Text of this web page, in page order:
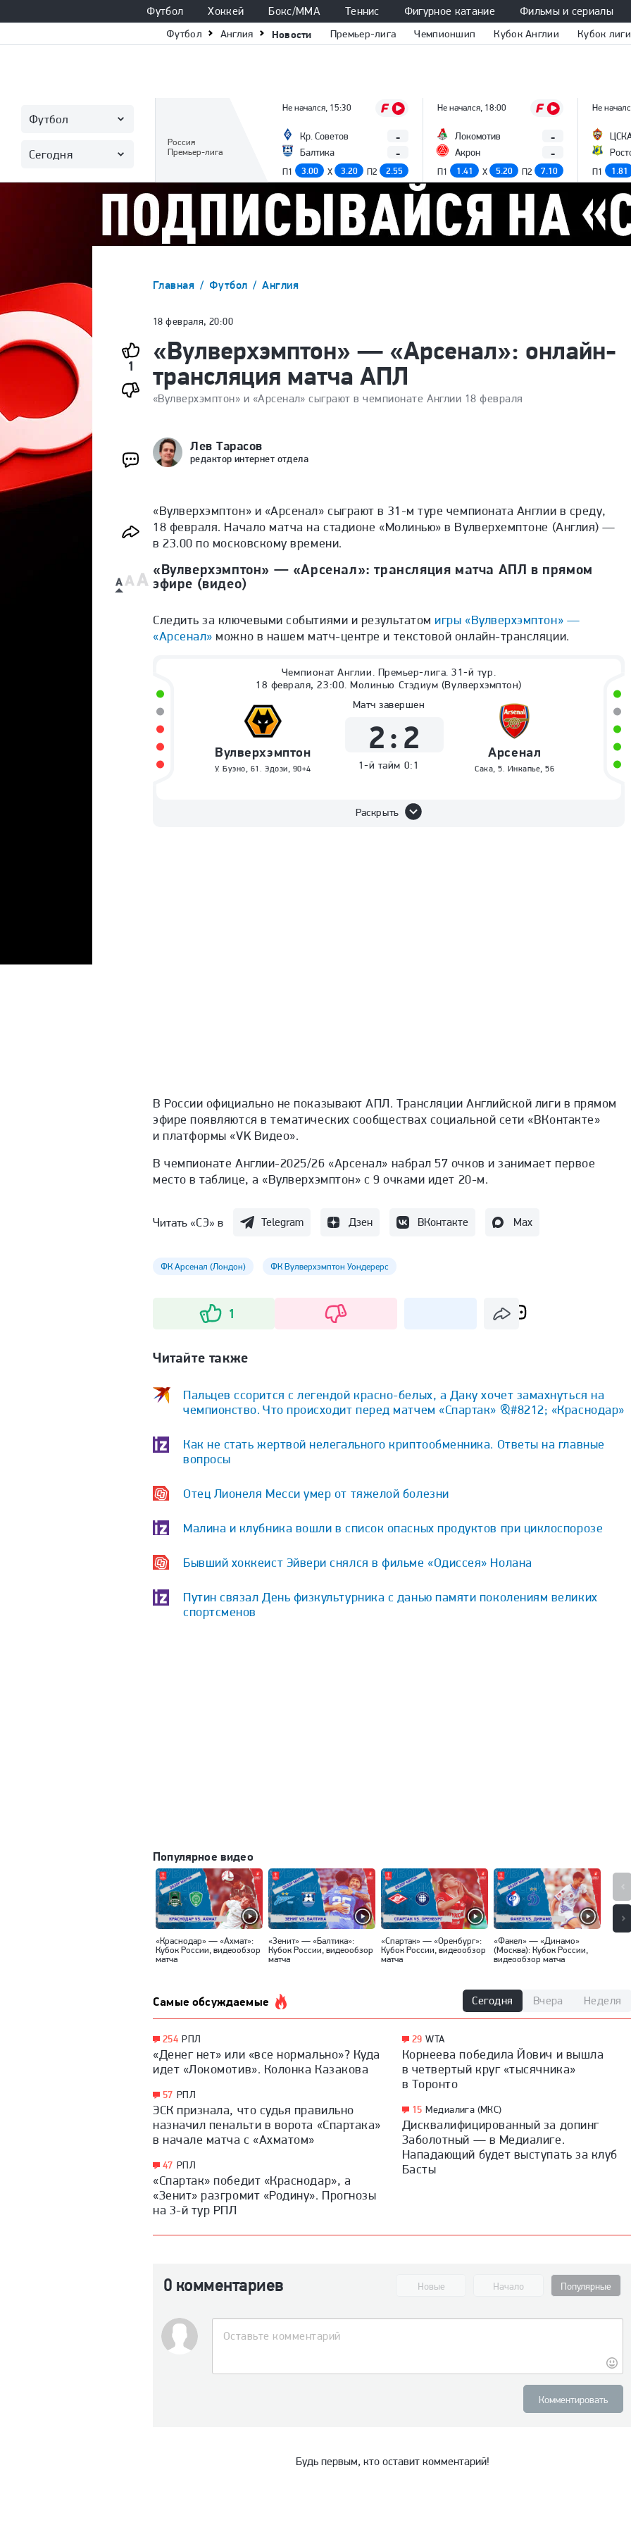
Футбол Хоккей Бокс/ММА Теннис Фигурное катание Фильмы и сериалы
Футбол Англия Новости Премьер-лига Чемпионшип Кубок Англии Кубок лиги
Футбол
Сегодня
Россия
Премьер-лига
Не начался, 15:30
Кр. Советов
Балтика
-
-
П1 3.00 X 3.20 П2 2.55
Не начался, 18:00
Локомотив
Акрон
-
-
П1 1.41 X 5.20 П2 7.10
Не
П1 1.81
Главная Футбол Англия
1
18 февраля, 20:00
«Вулверхэмптон» — «Арсенал»: онлайн-
трансляция матча АПЛ
«Вулверхэмптон» и «Арсенал» сыграют в чемпионате Англии 18 февраля
Лев Тарасов
редактор интернет отдела
«Вулверхэмптон» и «Арсенал» сыграют в 31-м туре чемпионата Англии в среду,
18 февраля. Начало матча на стадионе «Молинью» в Вулверхемптоне (Англия) —
в 23.00 по московскому времени.
«Вулверхэмптон» — «Арсенал»: трансляция матча АПЛ в прямом
эфире (видео)
Следить за ключевыми событиями и результатомигры «Вулверхэмптон» —
«Арсенал» можно в нашем матч-центре и текстовой онлайн-трансляции.
Чемпионат Англии. Премьер-лига. 31-й тур.
18 февраля, 23:00. Молинью Стэдиум (Вулверхэмптон)
Вулверхэмптон
У. Буэно, 61 .Эдози, 90+4
Матч завершен
2: 2
1-й тайм 0:1
Арсенал
Сака,5. Инкапье,56
Раскрыть
В России официально не показывают АПЛ. Трансляции Английской лиги в прямом
эфире появляются в тематических сообществах социальной сети «ВКонтакте»
и платформы «VK Видео».
В чемпионате Англии-2025/26 «Арсенал» набрал 57 очков и занимает первое
место в таблице, а «Вулверхэмптон» с 9 очками идет 20-м.
Читать «СЭ» в Telegram Дзен ВКонтакте Max
ФК Арсенал (Лондон) ФК Вулверхэмптон Уондерерс
1
Читайте также
Пальцев ссорится с легендой красно-белых, а Даку хочет замахнуться на
чемпионство. Что происходит перед матчем «Спартак» &#8212; «Краснодар»
Как не стать жертвой нелегального криптообменника. Ответы на главные
вопросы
Отец Лионеля Месси умер от тяжелой болезни
Малина и клубника вошли в список опасных продуктов при циклоспорозе
Бывший хоккеист Эйвери снялся в фильме «Одиссея» Нолана
Путин связал День физкультурника с данью памяти поколениям великих
спортсменов
Популярное видео
«Краснодар» — «Ахмат»:
Кубок России, видеообзор
матча
«Зенит» — «Балтика»:
Кубок России, видеообзор
матча
«Спартак» — «Оренбург»:
Кубок России, видеообзор
матча
«Факел» — «Динамо»
(Москва): Кубок России,
видеообзор матча
Самые обсуждаемые Сегодня Вчера Неделя
254 РПЛ
«Денег нет» или «все нормально»? Куда
идет «Локомотив». Колонка Казакова
57 РПЛ
ЭСК признала, что судья правильно
назначил пенальти в ворота «Спартака»
в начале матча с «Ахматом»
47 РПЛ
«Спартак» победит «Краснодар», а
«Зенит» разгромит «Родину». Прогнозы
на 3-й тур РПЛ
29 WTA
Корнеева победила Йович и вышла
в четвертый круг «тысячника»
в Торонто
15 Медиалига (МКС)
Дисквалифицированный за допинг
Заболотный — в Медиалиге.
Нападающий будет выступать за клуб
Басты
0 комментариев Новые Начало Популярные
Комментировать
Будь первым, кто оставит комментарий!